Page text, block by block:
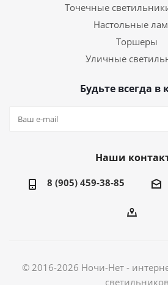
Точечные
Настольные
Торшеры
Уличные
Будьте всегда в
Наши
8 (905) 459-38-85
© 2016-2026 Ночи-Нет -
светильников